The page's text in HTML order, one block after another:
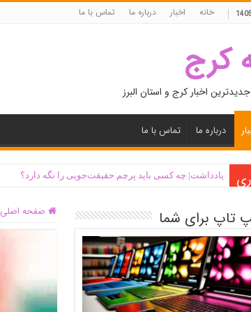
خانه اخبار درباره ما تماس با ما
کرج
اخبار کرج و استان البرز
درباره ما تماس با ما
یادداشت| ‌چه کسی باید پرچم حقیقت‌جویی را نگه دارد؟
صفحه اصلی تاپ برای شما